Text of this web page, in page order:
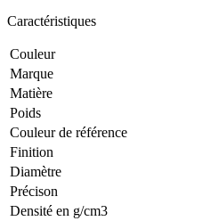
Caractéristiques
Couleur
Marque
Matière
Poids
Couleur de référence
Finition
Diamètre
Précison
Densité en g/cm3